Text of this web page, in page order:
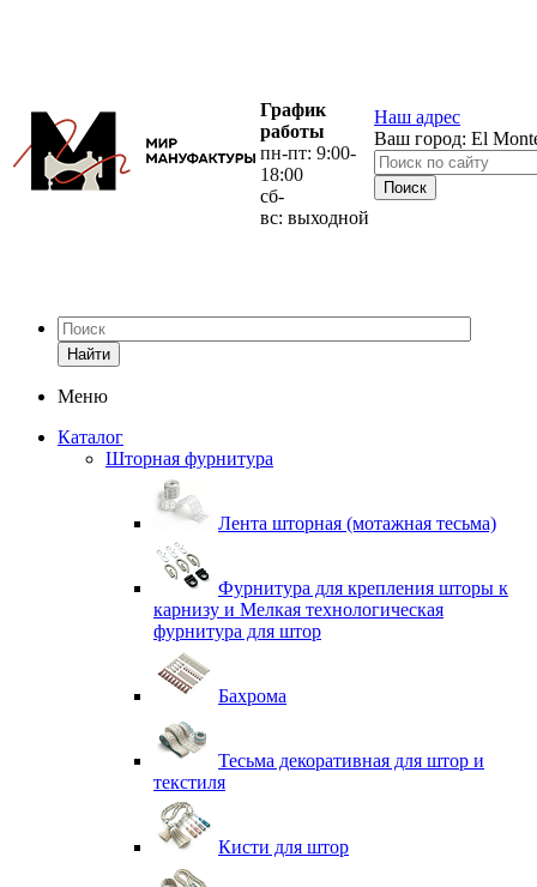
График
работы
пн-пт: 9:00-
18:00
сб-
вс: выходной
Наш адрес
Ваш город: El
Найти
Меню
Каталог
Шторная фурнитура
Лента шторная (мотажная тесьма)
Фурнитура для крепления шторы к
карнизу и Мелкая технологическая
фурнитура для штор
Бахрома
Тесьма декоративная для штор и
текстиля
Кисти для штор